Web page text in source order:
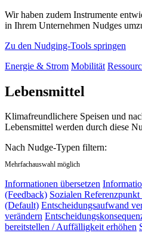
Wir haben zudem Instrumente
in Ihrem Unternehmen Nudges
Zu den Nudging-Tools springen
Energie & Strom Mobilität
Lebensmittel
Klimafreundlichere Speisen und
Lebensmittel werden durch diese
Nach Nudge-Typen filtern:
Mehrfachauswahl möglich
Informationen übersetzen
(Feedback) Sozialen Referenzpunkt
(Default) Entscheidungsaufwand
verändern
bereitstellen / Auffälligkeit erhöhen